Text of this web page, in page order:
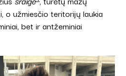
o užmiesčio teritorijų laukia
bet ir antžeminiai